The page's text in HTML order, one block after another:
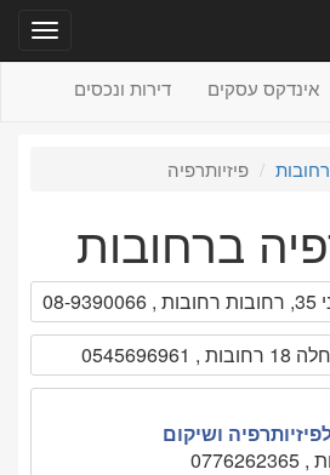
אינדקס עסקים דירות ונכסים
פיזיותרפיה
ברחובות
ושיקום